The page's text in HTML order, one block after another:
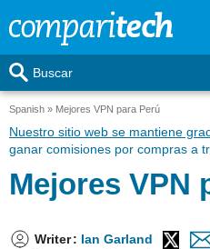
Buscar
Spanish Mejores VPN para Perú
Nuestro sitio web se mantiene
ganar comisiones por compras a
Mejores VPN
Writer: Ian Garland